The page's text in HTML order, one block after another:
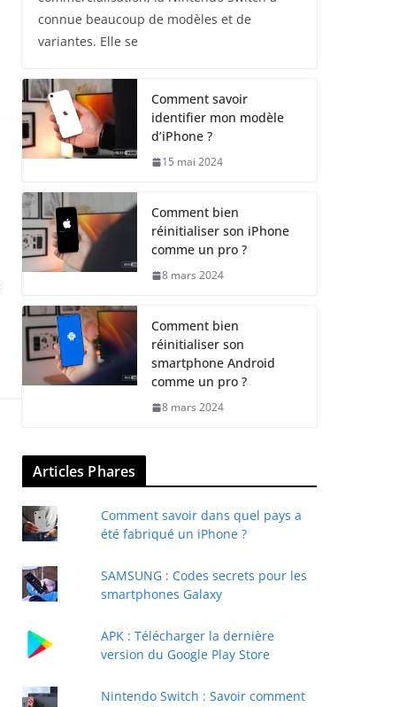
connue beaucoup de modèles et de
variantes. Elle se
Comment savoir
identifier mon modèle
d’iPhone ?
15 mai 2024
Comment bien
réinitialiser son iPhone
comme un pro ?
8 mars 2024
Comment bien
réinitialiser son
smartphone Android
comme un pro ?
8 mars 2024
Articles Phares
Comment savoir dans quel pays a
été fabriqué un iPhone ?
SAMSUNG : Codes secrets pour les
smartphones Galaxy
APK : Télécharger la dernière
version du Google Play Store
Nintendo Switch : Savoir comment